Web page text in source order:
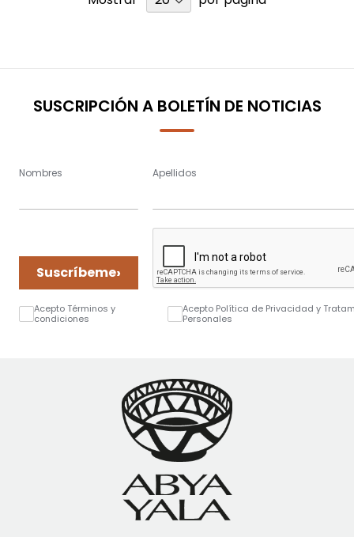
SUSCRIPCIÓN A BOLETÍN DE NOTICIAS
Nombres Apellidos
Suscríbeme›
Acepto Términos y
condiciones
Acepto Política de Privacidad y
Personales